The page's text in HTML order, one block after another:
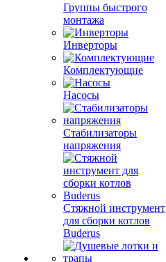
Группы быстрого
монтажа
Инверторы
Комплектующие
Насосы
Стабилизаторы
напряжения
Стяжной инструмент
для сборки котлов
Buderus